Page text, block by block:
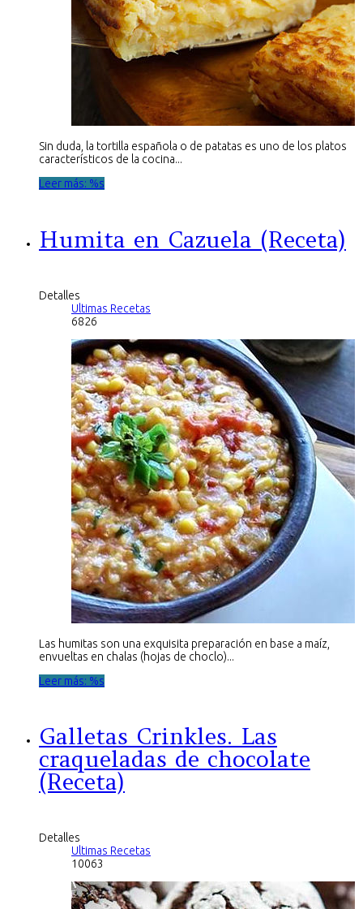
Sin duda, la tortilla española o de patatas es uno de los platos
característicos de la cocina...
Leer más: %s
Humita en Cazuela (Receta)
Detalles
Ultimas Recetas
6826
Las humitas son una exquisita preparación en base a maíz,
envueltas en chalas (hojas de choclo)...
Leer más: %s
Galletas Crinkles. Las
craqueladas de chocolate
(Receta)
Detalles
Ultimas Recetas
10063